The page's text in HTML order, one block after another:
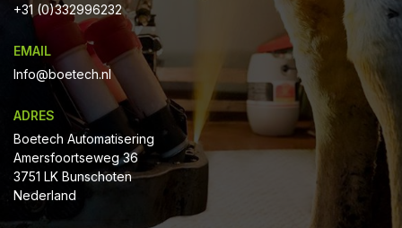
+31 (0)332996232
EMAIL
Info@boetech.nl
ADRES
Boetech Automatisering
Amersfoortseweg 36
3751 LK Bunschoten
Nederland